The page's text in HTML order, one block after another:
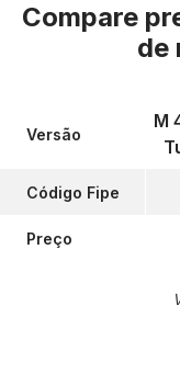
Compare
de
Versão
Código Fipe
Preço
M